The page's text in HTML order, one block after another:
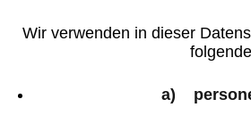
Wir verwenden in dieser
a)